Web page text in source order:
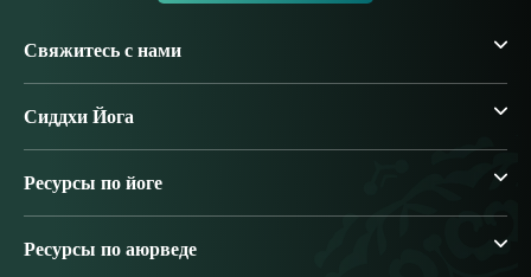
Свяжитесь с нами
Сиддхи Йога
Ресурсы по йоге
Ресурсы по аюрведе